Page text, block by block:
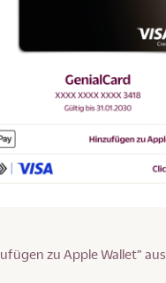
zu Apple Wallet” aus.